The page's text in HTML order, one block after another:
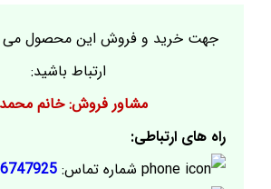
جهت خرید و فروش این محصول می
ارتباط باشید:
مشاور فروش: خانم
راه های ارتباطی:
شماره تماس: